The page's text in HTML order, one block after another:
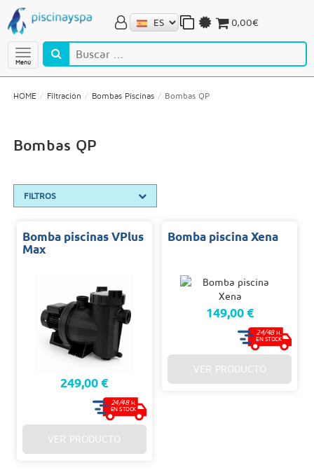
Menú
0,00€
HOME Filtración Bombas Piscinas Bombas QP
Bombas QP
FILTROS
Bomba piscinas VPlus
Max
249,00 €
24/48 H.
EN STOCK
VER PRODUCTO
Bomba piscina Xena
149,00 €
24/48H.
EN STOCK
VER PRODUCTO